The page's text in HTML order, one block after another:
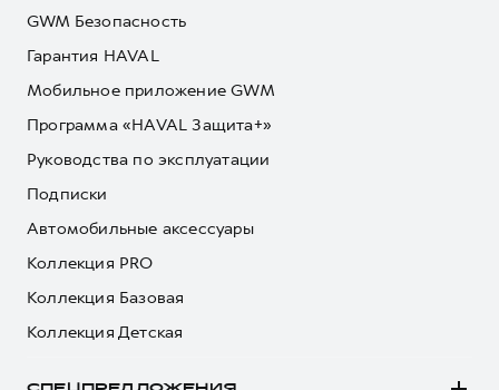
GWM Безопасность
Гарантия HAVAL
Мобильное приложение GWM
Программа «HAVAL Защита+»
Руководства по эксплуатации
Подписки
Автомобильные аксессуары
Коллекция PRO
Коллекция Базовая
Коллекция Детская